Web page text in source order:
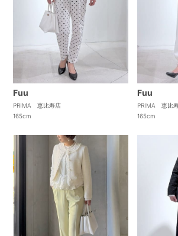
Fuu
PRIMA 恵比寿店
165cm
Fuu
PRIMA 恵比
165cm